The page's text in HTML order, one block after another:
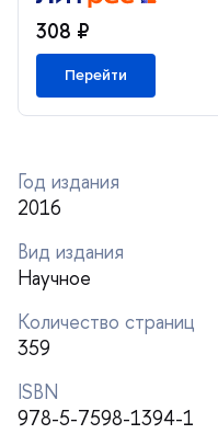
308 ₽
Перейти
Год издания
2016
ид издания
Научное
Количество страниц
359
ISBN
978-5-7598-1394-1